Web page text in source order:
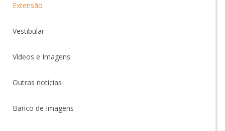
Extensão
Vestibular
Vídeos e Imagens
Outras notícias
Banco de Imagens